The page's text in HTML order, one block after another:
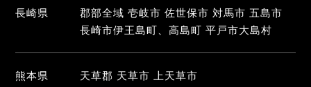
長崎県
郡部全域 壱岐市 佐世保市 対馬市 五島市
長崎市伊王島町、高島町 平戸市大島村
熊本県 天草郡 天草市 上天草市